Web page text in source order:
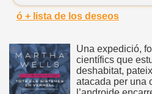
ó + lista de los deseos
Una expedició,
científics que
deshabitat,
atacada per una